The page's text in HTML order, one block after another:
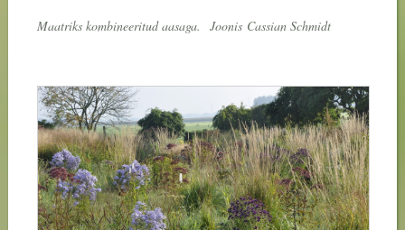
Maatriks kombineeritud aasaga. Joonis Cassian Schmidt